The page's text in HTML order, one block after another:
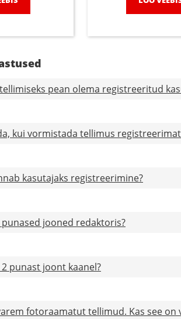
pean olema registreeritud
kui vormistada tellimus
kasutajaks registreerimine?
jooned redaktoris?
punast joont kaanel?
fotoraamatut tellimud. Kas see on